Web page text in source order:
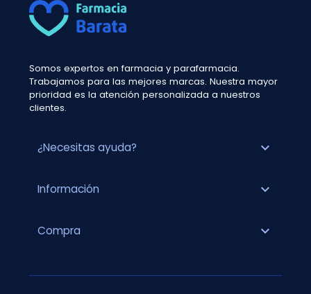
Somos expertos en farmacia y parafarmacia.
Trabajamos para las mejores marcas. Nuestra mayor
prioridad es la atención personalizada a nuestros
clientes.
¿Necesitas ayuda? expand_more
Información expand_more
Compra expand_more